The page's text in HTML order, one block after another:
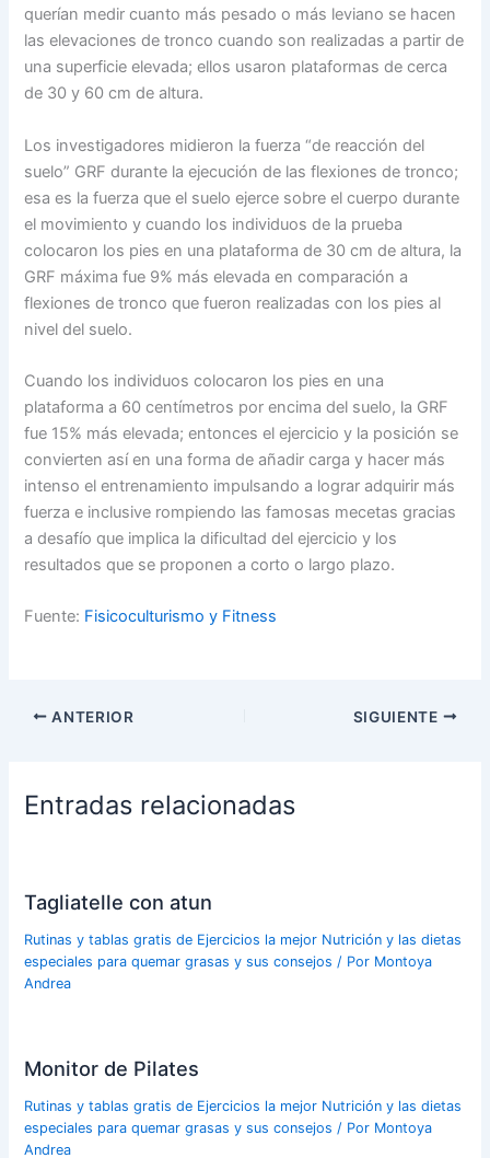
querían medir cuanto más pesado o más leviano se hacen
las elevaciones de tronco cuando son realizadas a partir de
una superficie elevada; ellos usaron plataformas de cerca
de 30 y 60 cm de altura.
Los investigadores midieron la fuerza “de reacción del
suelo” GRF durante la ejecución de las flexiones de tronco;
esa es la fuerza que el suelo ejerce sobre el cuerpo durante
el movimiento y cuando los individuos de la prueba
colocaron los pies en una plataforma de 30 cm de altura, la
GRF máxima fue 9% más elevada en comparación a
flexiones de tronco que fueron realizadas con los pies al
nivel del suelo.
Cuando los individuos colocaron los pies en una
plataforma a 60 centímetros por encima del suelo, la GRF
fue 15% más elevada; entonces el ejercicio y la posición se
convierten así en una forma de añadir carga y hacer más
intenso el entrenamiento impulsando a lograr adquirir más
fuerza e inclusive rompiendo las famosas mecetas gracias
a desafío que implica la dificultad del ejercicio y los
resultados que se proponen a corto o largo plazo.
Fuente: Fisicoculturismo y Fitness
ANTERIOR SIGUIENTE
Entradas relacionadas
Tagliatelle con atun
Rutinas y tablas gratis de Ejercicios la mejor Nutrición y las dietas
especiales para quemar grasas y sus consejos / Por Montoya
Andrea
Monitor de Pilates
Rutinas y tablas gratis de Ejercicios la mejor Nutrición y las dietas
especiales para quemar grasas y sus consejos / Por Montoya
Andrea